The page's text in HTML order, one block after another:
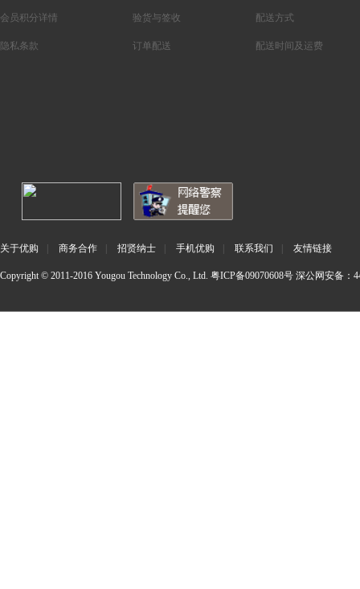
会员积分详情
隐私条款
验货与签收
订单配送
配送方式
配送时间及运费
关于优购 商务合作 招贤纳士 手机优购 联系我们 友情链接
Copyright © 2011-2016 Yougou Technology Co., Ltd. 粤ICP备09070608号 深公网安备：